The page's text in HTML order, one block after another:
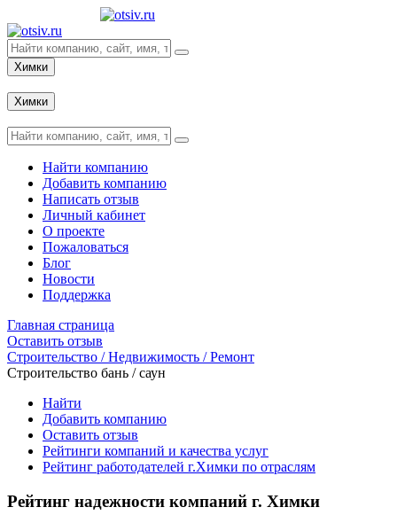
Химки
Химки
Найти компанию
Добавить компанию
Написать отзыв
Личный кабинет
О проекте
Пожаловаться
Блог
Новости
Поддержка
Главная страница
Оставить отзыв
Строительство / Недвижимость / Ремонт
Строительство бань / саун
Найти
Добавить компанию
Оставить отзыв
Рейтинги компаний и качества услуг
Рейтинг работодателей г.Химки по отраслям
Рейтинг надежности компаний г. Химки